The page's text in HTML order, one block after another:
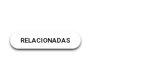
RELACIONADAS